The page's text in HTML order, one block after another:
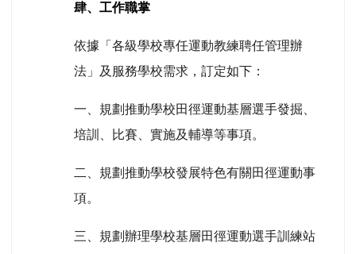
肆、工作職掌
依據「各級學校專任運動教練聘任管理辦
法」及服務學校需求，訂定如下：
一、規劃推動學校田徑運動基層選手發掘、
培訓、比賽、實施及輔導等事項。
二、規劃推動學校發展特色有關田徑運動事
項。
三、規劃辦理學校基層田徑運動選手訓練站